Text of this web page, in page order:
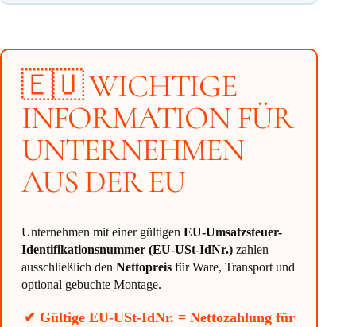
🇪🇺 WICHTIGE
INFORMATION FÜR
UNTERNEHMEN
AUS DER EU
Unternehmen mit einer gültigen EU-Umsatzsteuer-
Identifikationsnummer (EU-USt-IdNr.) zahlen
ausschließlich den Nettopreis für Ware, Transport und
optional gebuchte Montage.
✔ Gültige EU-USt-IdNr. = Nettozahlung für